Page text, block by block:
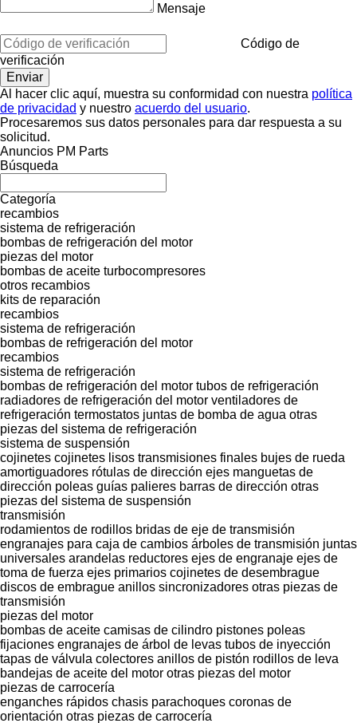
Mensaje
Código de
verificación
Al hacer clic aquí, muestra su conformidad con nuestra política
de privacidad y nuestro acuerdo del usuario.
Procesaremos sus datos personales para dar respuesta a su
solicitud.
Anuncios PM Parts
Búsqueda
Categoría
recambios
sistema de refrigeración
bombas de refrigeración del motor
piezas del motor
bombas de aceite turbocompresores
otros recambios
kits de reparación
recambios
sistema de refrigeración
bombas de refrigeración del motor
recambios
sistema de refrigeración
bombas de refrigeración del motor tubos de refrigeración
radiadores de refrigeración del motor ventiladores de
refrigeración termostatos juntas de bomba de agua otras
piezas del sistema de refrigeración
sistema de suspensión
cojinetes cojinetes lisos transmisiones finales bujes de rueda
amortiguadores rótulas de dirección ejes manguetas de
dirección poleas guías palieres barras de dirección otras
piezas del sistema de suspensión
transmisión
rodamientos de rodillos bridas de eje de transmisión
engranajes para caja de cambios árboles de transmisión juntas
universales arandelas reductores ejes de engranaje ejes de
toma de fuerza ejes primarios cojinetes de desembrague
discos de embrague anillos sincronizadores otras piezas de
transmisión
piezas del motor
bombas de aceite camisas de cilindro pistones poleas
fijaciones engranajes de árbol de levas tubos de inyección
tapas de válvula colectores anillos de pistón rodillos de leva
bandejas de aceite del motor otras piezas del motor
piezas de carrocería
enganches rápidos chasis parachoques coronas de
orientación otras piezas de carrocería